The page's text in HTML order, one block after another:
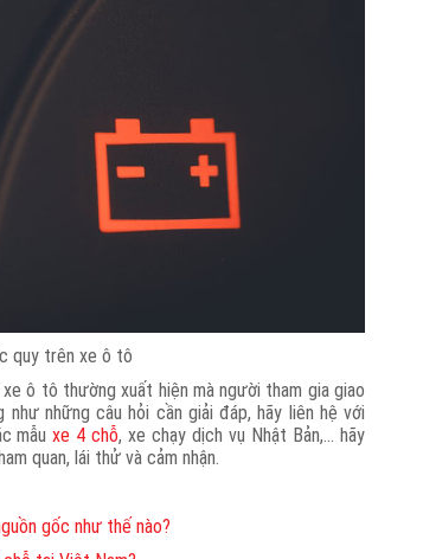
quy trên xe ô tô
ô tô thường xuất hiện mà người tham gia giao
những câu hỏi cần giải đáp, hãy liên hệ với
mẫuxe 4 chỗ, xe chạy dịch vụ Nhật Bản,… hãy
quan, lái thử và cảm nhận.
gốc như thế nào?